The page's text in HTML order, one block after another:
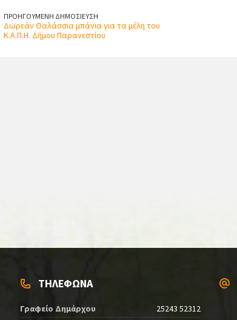
ΠΡΟΗΓΟΥΜΕΝΗ ΔΗΜΟΣΙΕΥΣΗ
Δωρεάν Θαλάσσια μπάνια για τα μέλη του
Κ.Α.Π.Η. Δήμου Παρανεστίου
ΤΗΛΕΦΩΝΑ
Γραφείο Δημάρχου
25243 52312